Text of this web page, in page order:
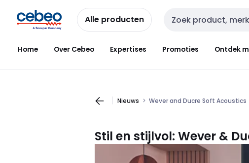
naar
navigatie
naar
inhoud
Alle producten Zoekveld invoer
Home Over Cebeo Expertises Promoties Ontdek
Nieuws Wever and Ducre Soft Acoustics
Stil en stijlvol: Wever &